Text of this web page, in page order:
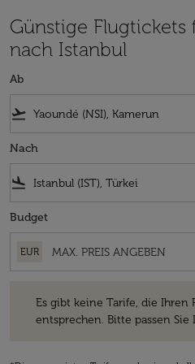
Günstige Flugtickets
nach Istanbul
Ab
flight_takeoff
Nach
flight_land
Budget
EUR
Es gibt keine Tarife, die Ihren
entsprechen. Bitte passen Sie